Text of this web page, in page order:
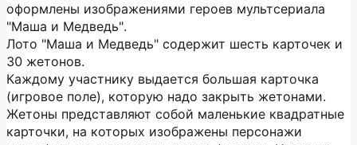
оформлены изображениями героев мультсериала
"Маша и Медведь".
Лото "Маша и Медведь" содержит шесть карточек и
30 жетонов.
Каждому участнику выдается большая карточка
(игровое поле), которую надо закрыть жетонами.
Жетоны представляют собой маленькие квадратные
карточки, на которых изображены персонажи